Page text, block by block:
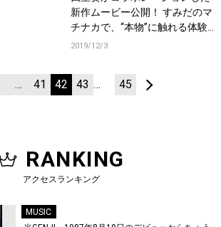
新作ムービー公開！ すみだのマ
チナカで、“本物”に触れる体験
を促すミュージックビデオ。
2019/12/3
… 41 42 43 … 45
RANKING
アクセスランキング
MUSIC